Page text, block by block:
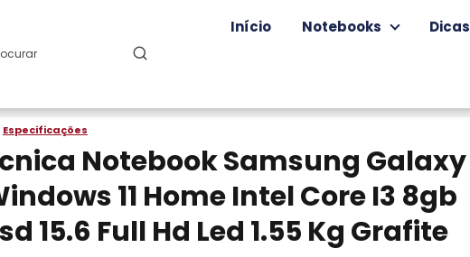
Início Notebooks Dicas
Especificações
Notebook Samsung Galaxy
11 Home Intel Core I3 8gb
15.6 Full Hd Led 1.55 Kg Grafite